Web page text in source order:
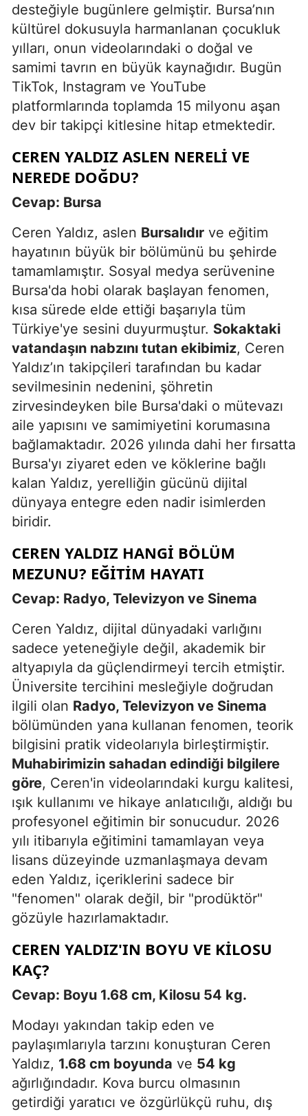
desteğiyle bugünlere gelmiştir. Bursa’nın
kültürel dokusuyla harmanlanan çocukluk
yılları, onun videolarındaki o doğal ve
samimi tavrın en büyük kaynağıdır. Bugün
TikTok, Instagram ve YouTube
platformlarında toplamda 15 milyonu aşan
dev bir takipçi kitlesine hitap etmektedir.
CEREN YALDIZ ASLEN NERELI VE
NEREDE DOĞDU?
Cevap: Bursa
Ceren Yaldız, aslen Bursalıdır ve eğitim
hayatının büyük bir bölümünü bu şehirde
tamamlamıştır. Sosyal medya serüvenine
Bursa'da hobi olarak başlayan fenomen,
kısa sürede elde ettiği başarıyla tüm
Türkiye'ye sesini duyurmuştur. Sokaktaki
vatandaşın nabzını tutan ekibimiz, Ceren
Yaldız’ın takipçileri tarafından bu kadar
sevilmesinin nedenini, şöhretin
zirvesindeyken bile Bursa'daki o mütevazı
aile yapısını ve samimiyetini korumasına
bağlamaktadır. 2026 yılında dahi her fırsatta
Bursa'yı ziyaret eden ve köklerine bağlı
kalan Yaldız, yerelliğin gücünü dijital
dünyaya entegre eden nadir isimlerden
biridir.
CEREN YALDIZ HANGI BÖLÜM
MEZUNU? EĞITIM HAYATI
Cevap: Radyo, Televizyon ve Sinema
Ceren Yaldız, dijital dünyadaki varlığını
sadece yeteneğiyle değil, akademik bir
altyapıyla da güçlendirmeyi tercih etmiştir.
Üniversite tercihini mesleğiyle doğrudan
ilgili olan Radyo, Televizyon ve Sinema
bölümünden yana kullanan fenomen, teorik
bilgisini pratik videolarıyla birleştirmiştir.
Muhabirimizin sahadan edindiği bilgilere
göre, Ceren'in videolarındaki kurgu kalitesi,
ışık kullanımı ve hikaye anlatıcılığı, aldığı bu
profesyonel eğitimin bir sonucudur. 2026
yılı itibarıyla eğitimini tamamlayan veya
lisans düzeyinde uzmanlaşmaya devam
eden Yaldız, içeriklerini sadece bir
"fenomen" olarak değil, bir "prodüktör"
gözüyle hazırlamaktadır.
CEREN YALDIZ'IN BOYU VE KILOSU
KAÇ?
Cevap: Boyu 1.68 cm, Kilosu 54 kg.
Modayı yakından takip eden ve
paylaşımlarıyla tarzını konuşturan Ceren
Yaldız, 1.68 cm boyunda ve 54 kg
ağırlığındadır. Kova burcu olmasının
getirdiği yaratıcı ve özgürlükçü ruhu, dış